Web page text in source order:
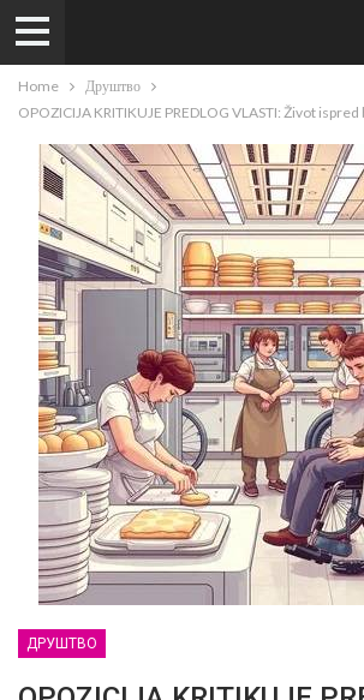
Home
Друштво
OPOZICIJA KRITIKUJE PREDLOG VLASTI: Život
ДРУШТВО